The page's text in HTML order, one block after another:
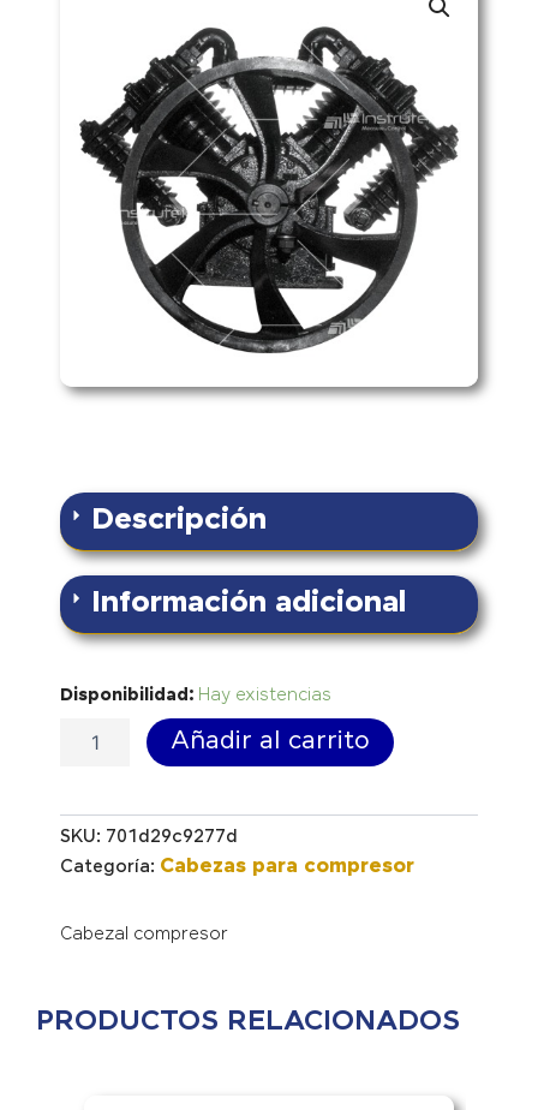
Descripción
Información adicional
Disponibilidad: Hay existencias
Cabezal
Añadir al carrito
SKU: 701d29c9277d
Categoría: Cabezas para compresor
Cabezal compresor
PRODUCTOS RELACIONADOS